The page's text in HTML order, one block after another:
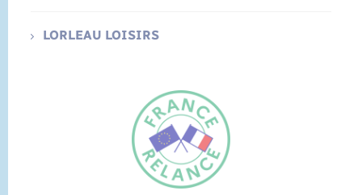
LORLEAU LOISIRS